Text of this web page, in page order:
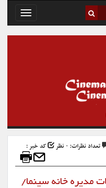
Toggle
تعداد نظرات: ۰ نظر
کد خبر :
مدیره خانه سینما/